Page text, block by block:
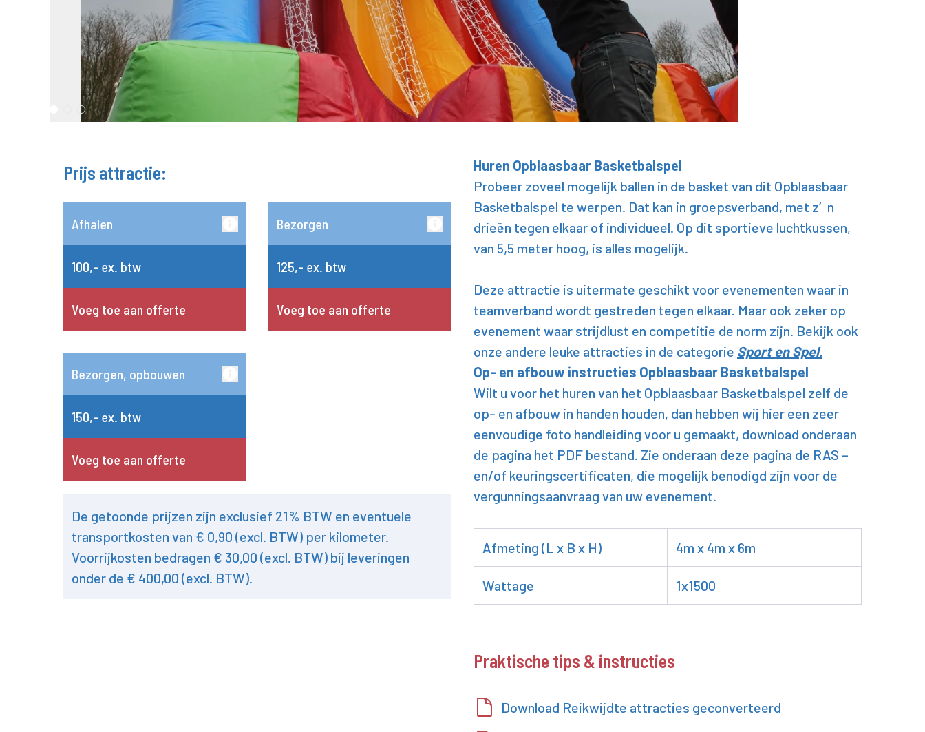
Prijs attractie:
Afhalen
100,- ex. btw
Voeg toe aan offerte
Bezorgen
125,- ex. btw
Voeg toe aan offerte
Bezorgen, opbouwen
150,- ex. btw
Voeg toe aan offerte
De getoonde prijzen zijn exclusief 21% BTW en eventuele
transportkosten van € 0,90 (excl. BTW) per kilometer.
Voorrijkosten bedragen € 30,00 (excl. BTW) bij leveringen
onder de € 400,00 (excl. BTW).
Huren Opblaasbaar Basketbalspel
Probeer zoveel mogelijk ballen in de basket van dit Opblaasbaar
Basketbalspel te werpen. Dat kan in groepsverband, met z′n
drieën tegen elkaar of individueel. Op dit sportieve luchtkussen,
van 5,5 meter hoog, is alles mogelijk.
Deze attractie is uitermate geschikt voor evenementen waar in
teamverband wordt gestreden tegen elkaar. Maar ook zeker op
evenement waar strijdlust en competitie de norm zijn. Bekijk ook
onze andere leuke attracties in de categorie Sport en Spel.
Op- en afbouw instructies Opblaasbaar Basketbalspel
Wilt u voor het huren van het Opblaasbaar Basketbalspel zelf de
op- en afbouw in handen houden, dan hebben wij hier een zeer
eenvoudige foto handleiding voor u gemaakt, download onderaan
de pagina het PDF bestand. Zie onderaan deze pagina de RAS –
en/of keuringscertificaten, die mogelijk benodigd zijn voor de
vergunningsaanvraag van uw evenement.
Afmeting (L x B x H) 4m x 4m x 6m
Wattage 1x1500
Praktische tips & instructies
Download Reikwijdte attracties geconverteerd